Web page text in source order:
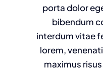
porta dolor
bibendum
interdum vitae
lorem,
maximus